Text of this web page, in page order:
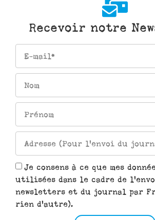
Recevoir notre
Je consens à ce que mes
utilisées dans le cadre de
newsletters et du journal par
rien d'autre).